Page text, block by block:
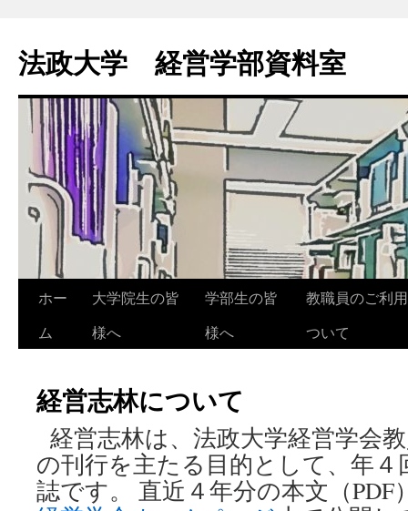
法政大学 経営学部資料室
ホー
ム
大学院生の皆
様へ
学部生の皆
様へ
教職員のご利
ついて
経営志林について
経営志林は、法政大学経営学会
の刊行を主たる目的として、年
誌です。 直近４年分の本文（